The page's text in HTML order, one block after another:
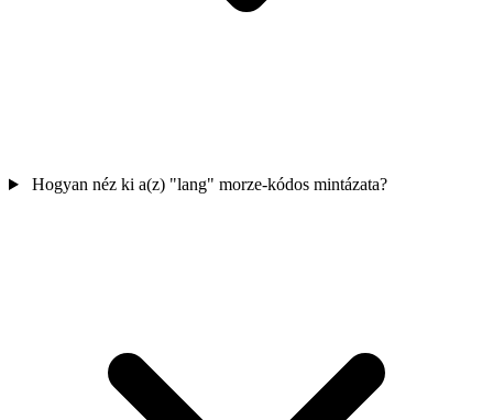
Hogyan néz ki a(z) "lang" morze-kódos mintázata?